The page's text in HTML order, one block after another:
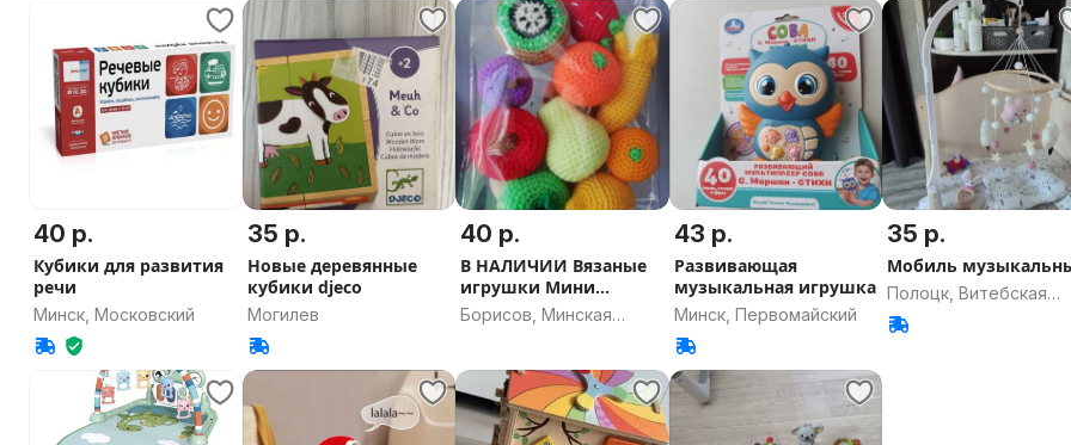
40 р.
Кубики для развития
речи
Минск, Московский
35 р.
Новые деревянные
кубики djeco
Могилев
40 р.
В НАЛИЧИИ Вязаные
игрушки Мини
Фрукты
Борисов, Минская
43 р.
Развивающая
музыкальная игрушка
Минск, Первомайский
35 р.
Мобиль
Полоцк, Витебская
область